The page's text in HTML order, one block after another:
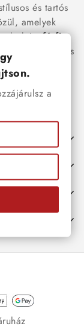
és tartós
amelyek
is:férfi
és
a
közül
a